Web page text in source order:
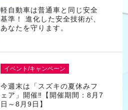
軽自動車は普通車と同じ安全
基準！ 進化した安全技術が、
あなたを守ります。
イベント/キャンペーン
今週末は「スズキの夏休みフ
ェア」開催‼【開催期間：8月7
日～8月9日】